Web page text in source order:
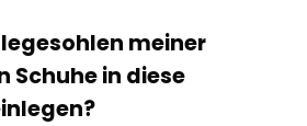
meiner
Schuhe in diese